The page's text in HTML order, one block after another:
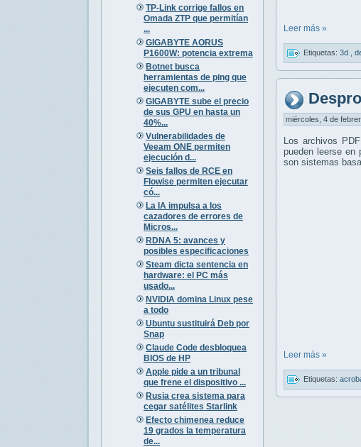
TP-Link corrige fallos en
Omada ZTP que permitían
...
GIGABYTE AORUS
P1600W: potencia extrema
Botnet busca
herramientas de ping que
ejecuten com...
GIGABYTE sube el precio
de sus GPU en hasta un
40%...
Vulnerabilidades de
Veeam ONE permiten
ejecución d...
Seis fallos de RCE en
Flowise permiten ejecutar
có...
La IA impulsa a los
cazadores de errores de
Micros...
RDNA 5: avances y
posibles especificaciones
Steam dicta sentencia en
hardware: el PC más
usado...
NVIDIA domina Linux pese
a todo
Ubuntu sustituirá Deb por
Snap
Claude Code desbloquea
BIOS de HP
Apple pide a un tribunal
que frene el dispositivo ...
Rusia crea sistema para
cegar satélites Starlink
Efecto chimenea reduce
19 grados la temperatura
de...
Leer más »
Etiquetas: 3d
miércoles, 4 de
Los archivos
pueden leerse en
son sistemas
Leer más »
Etiquetas: